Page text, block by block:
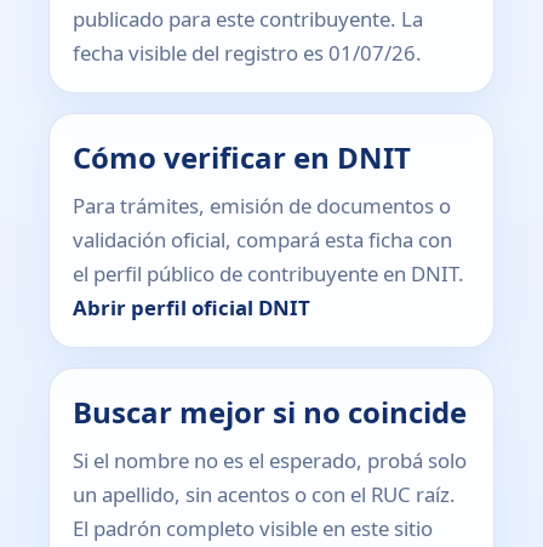
publicado para este contribuyente. La
fecha visible del registro es 01/07/26.
Cómo verificar en DNIT
Para trámites, emisión de documentos o
validación oficial, compará esta ficha con
el perfil público de contribuyente en DNIT.
Abrir perfil oficial DNIT
Buscar mejor si no coincide
Si el nombre no es el esperado, probá solo
un apellido, sin acentos o con el RUC raíz.
El padrón completo visible en este sitio